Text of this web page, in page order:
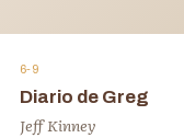
6-9
Diario de Greg
Jeff Kinney